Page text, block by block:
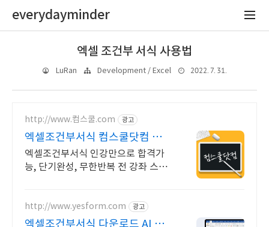
everydayminder
엑셀 조건부 서식 사용법
LuRan Development / Excel 2022. 7. 31.
http://www.컴스쿨.com 광고
엑셀조건부서식 컴스쿨닷컴 당일
신청&결제시 기프티콘!
엑셀조건부서식 인강만으로 합격가
능, 단기완성, 무한반복 전 강좌 스마
http://www.yesform.com 광고
엑셀조건부서식 다운로드 AI 문